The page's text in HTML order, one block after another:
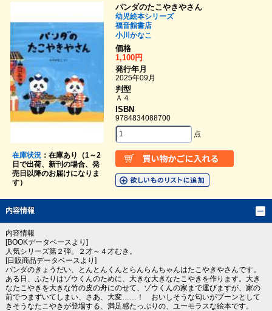
在庫状況：在庫あり（1～2
日で出荷、新刊の場合、発
売日以降のお届けになりま
す）
パンダのたこやきやさん
幼児絵本シリーズ
福音館書店
小川かなこ
価格
1,100円
発行年月
2025年09月
判型
Ａ４
ISBN
9784834088700
点
内容情報
内容情報
[BOOKデータベースより]
人気シリーズ第２弾。２才～４才むき。
[日販商品データベースより]
パンダのきょうだい、とんとんくんとらんらんちゃんはたこやきやさんです。
ある日、ふたりはゾウくんのために、大きな大きなたこやきを作ります。大き
なたこやきを大きな竹の皮の舟にのせて、ゾウくんの家まで運びますが、家の
前でつまずいてしまい、さあ、大変……！ おいしそうな匂いがプーンとして
きそうなたこやきが登場する、満足感たっぷりの、ユーモラスな絵本です。